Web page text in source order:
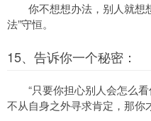
你不想想办法，别人就想
法”守恒。
15、告诉你一个秘密：
“只要你担心别人会怎么
不从自身之外寻求肯定，那你